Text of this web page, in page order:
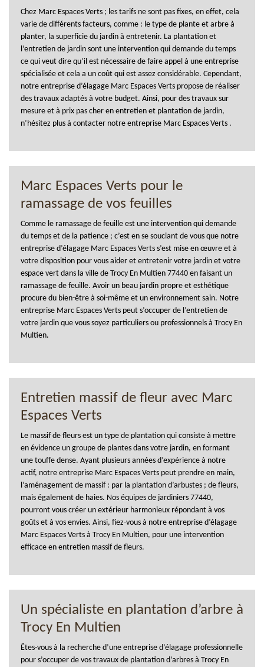
Chez Marc Espaces Verts ; les tarifs ne sont pas fixes, en effet, cela
varie de différents facteurs, comme : le type de plante et arbre à
planter, la superficie du jardin à entretenir. La plantation et
l’entretien de jardin sont une intervention qui demande du temps
ce qui veut dire qu’il est nécessaire de faire appel à une entreprise
spécialisée et cela a un coût qui est assez considérable. Cependant,
notre entreprise d’élagage Marc Espaces Verts propose de réaliser
des travaux adaptés à votre budget. Ainsi, pour des travaux sur
mesure et à prix pas cher en entretien et plantation de jardin,
n’hésitez plus à contacter notre entreprise Marc Espaces Verts .
Marc Espaces Verts pour le
ramassage de vos feuilles
Comme le ramassage de feuille est une intervention qui demande
du temps et de la patience ; c’est en se souciant de vous que notre
entreprise d’élagage Marc Espaces Verts s’est mise en œuvre et à
votre disposition pour vous aider et entretenir votre jardin et votre
espace vert dans la ville de Trocy En Multien 77440 en faisant un
ramassage de feuille. Avoir un beau jardin propre et esthétique
procure du bien-être à soi-même et un environnement sain. Notre
entreprise Marc Espaces Verts peut s’occuper de l’entretien de
votre jardin que vous soyez particuliers ou professionnels à Trocy En
Multien.
Entretien massif de fleur avec Marc
Espaces Verts
Le massif de fleurs est un type de plantation qui consiste à mettre
en évidence un groupe de plantes dans votre jardin, en formant
une touffe dense. Ayant plusieurs années d’expérience à notre
actif, notre entreprise Marc Espaces Verts peut prendre en main,
l’aménagement de massif : par la plantation d’arbustes ; de fleurs,
mais également de haies. Nos équipes de jardiniers 77440,
pourront vous créer un extérieur harmonieux répondant à vos
goûts et à vos envies. Ainsi, fiez-vous à notre entreprise d’élagage
Marc Espaces Verts à Trocy En Multien, pour une intervention
efficace en entretien massif de fleurs.
Un spécialiste en plantation d’arbre à
Trocy En Multien
Êtes-vous à la recherche d’une entreprise d’élagage professionnelle
pour s’occuper de vos travaux de plantation d’arbres à Trocy En